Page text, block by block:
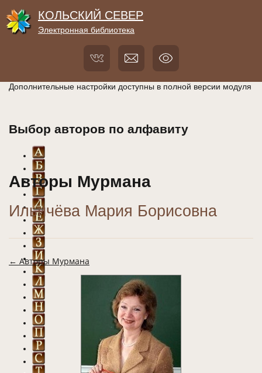
КОЛЬСКИЙ СЕВЕР
Электронная библиотека
Дополнительные настройки доступны в полной версии модуля
Выбор авторов по алфавиту
Авторы Мурмана
Ильичёва Мария Борисовна
← Авторы Мурмана